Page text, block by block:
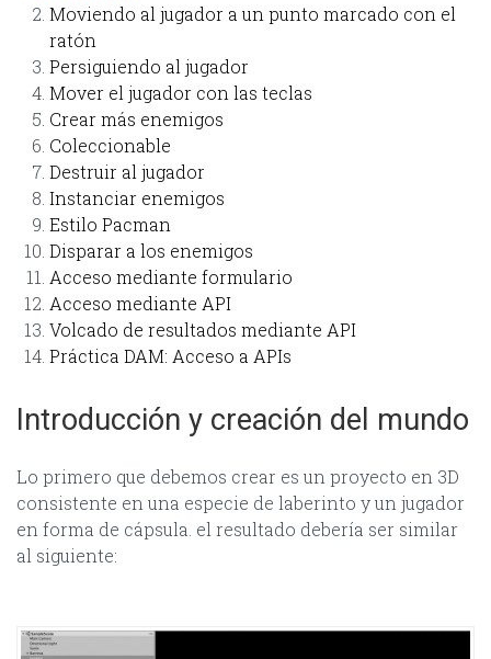
Moviendo al jugador a un punto marcado con el
ratón
Persiguiendo al jugador
Mover el jugador con las teclas
Crear más enemigos
Coleccionable
Destruir al jugador
Instanciar enemigos
Estilo Pacman
Disparar a los enemigos
Acceso mediante formulario
Acceso mediante API
Volcado de resultados mediante API
Práctica DAM: Acceso a APIs
Introducción y creación del mundo
Lo primero que debemos crear es un proyecto en 3D
consistente en una especie de laberinto y un jugador
en forma de cápsula. el resultado debería ser similar
al siguiente: